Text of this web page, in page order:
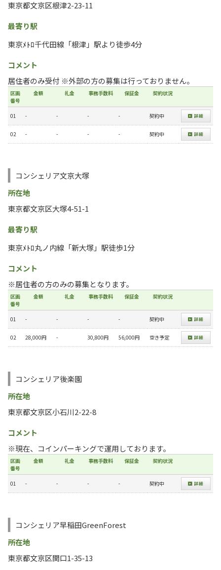
東京都文京区根津2-23-11
最寄り駅
東京ﾒﾄﾛ千代田線「根津」駅より徒歩4分
コメント
居住者のみ受付 ※外部の方の募集は行っておりません。
区画
番号
金額 礼金 事務手数料 保証金 契約状況
01 - - - - 契約中
02 - - - - 契約中
コンシェリア文京大塚
所在地
東京都文京区大塚4-51-1
最寄り駅
東京ﾒﾄﾛ丸ノ内線「新大塚」駅徒歩1分
コメント
※居住者の方のみの募集となります。
区画
番号
金額 礼金 事務手数料 保証金 契約状況
01 - - - - 契約中
02 28,000円 - 30,800円 56,000円 空き予定
コンシェリア後楽園
所在地
東京都文京区小石川2-22-8
コメント
※現在、コインパーキングで運用しております。
区画
番号
金額 礼金 事務手数料 保証金 契約状況
01 - - - - 契約中
コンシェリア早稲田GreenForest
所在地
東京都文京区関口1-35-13